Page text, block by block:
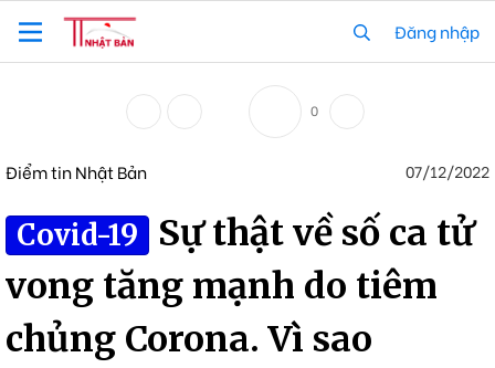
Đăng nhập
0
Điểm tin Nhật Bản 07/12/2022
Covid-19
Sự thật về số ca tử
vong tăng mạnh do tiêm
chủng Corona. Vì sao